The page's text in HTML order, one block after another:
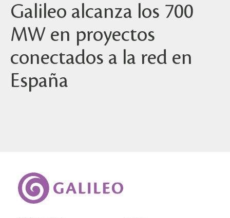
Galileo alcanza los 700
MW en proyectos
conectados a la red en
España